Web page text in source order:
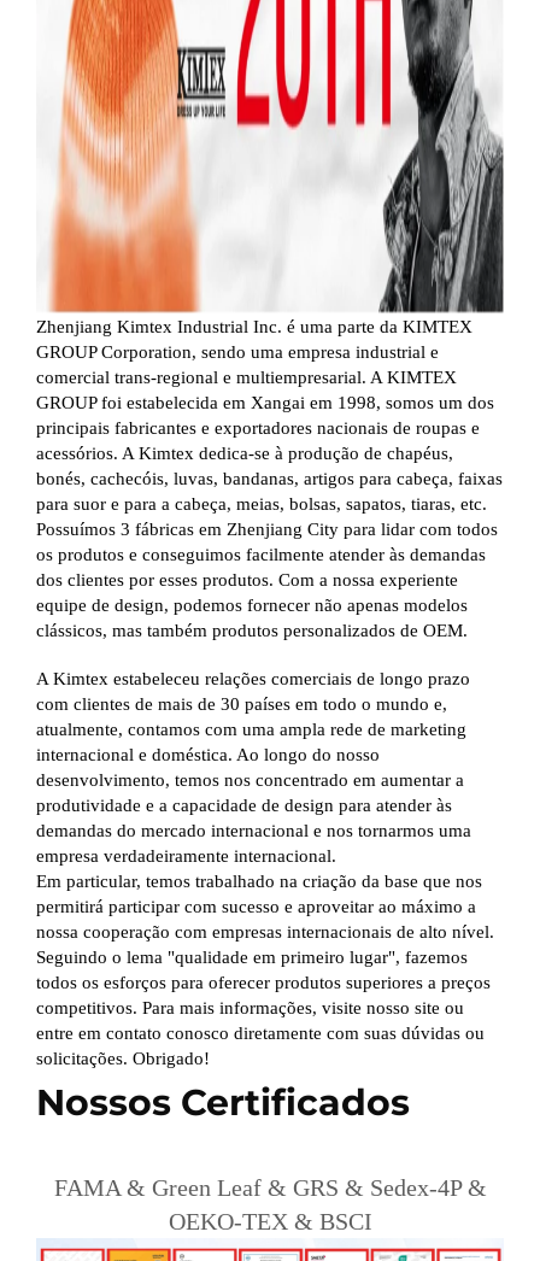
Zhenjiang Kimtex Industrial Inc. é uma parte da KIMTEX
GROUP Corporation, sendo uma empresa industrial e
comercial trans-regional e multiempresarial. A KIMTEX
GROUP foi estabelecida em Xangai em 1998, somos um dos
principais fabricantes e exportadores nacionais de roupas e
acessórios. A Kimtex dedica-se à produção de chapéus,
bonés, cachecóis, luvas, bandanas, artigos para cabeça, faixas
para suor e para a cabeça, meias, bolsas, sapatos, tiaras, etc.
Possuímos 3 fábricas em Zhenjiang City para lidar com todos
os produtos e conseguimos facilmente atender às demandas
dos clientes por esses produtos. Com a nossa experiente
equipe de design, podemos fornecer não apenas modelos
clássicos, mas também produtos personalizados de OEM.
A Kimtex estabeleceu relações comerciais de longo prazo
com clientes de mais de 30 países em todo o mundo e,
atualmente, contamos com uma ampla rede de marketing
internacional e doméstica. Ao longo do nosso
desenvolvimento, temos nos concentrado em aumentar a
produtividade e a capacidade de design para atender às
demandas do mercado internacional e nos tornarmos uma
empresa verdadeiramente internacional.
Em particular, temos trabalhado na criação da base que nos
permitirá participar com sucesso e aproveitar ao máximo a
nossa cooperação com empresas internacionais de alto nível.
Seguindo o lema "qualidade em primeiro lugar", fazemos
todos os esforços para oferecer produtos superiores a preços
competitivos. Para mais informações, visite nosso site ou
entre em contato conosco diretamente com suas dúvidas ou
solicitações. Obrigado!
Nossos Certificados
FAMA & Green Leaf & GRS & Sedex-4P &
OEKO-TEX & BSCI